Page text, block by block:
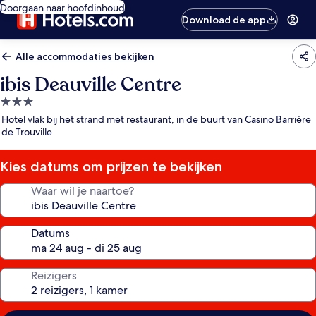
Doorgaan naar hoofdinhoud
Download de app
Alle accommodaties bekijken
ibis Deauville Centre
3.0-
sterrenaccommodatie
Hotel vlak bij het strand met restaurant, in de buurt van Casino Barrière
de Trouville
Kies datums om prijzen te bekijken
Waar wil je naartoe?
Datums
Reizigers